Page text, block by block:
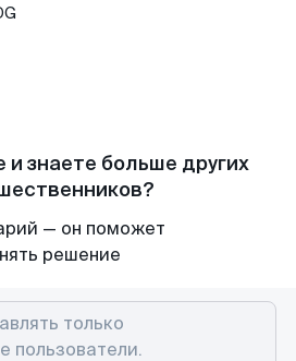
и знаете больше других
— он поможет
решение